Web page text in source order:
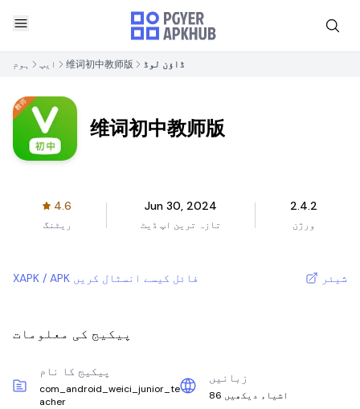
ہوم ایپ 维词初中教师版 ڈاؤن لوڈ
维词初中教师版
4.6
ریٹنگ
Jun 30, 2024
تازہ ترین اپ ڈیٹ
2.4.2
ورژن
XAPK / APK فائل کیسے انسٹال کریں شیئر
پیکیج کی معلومات
پیکیج کا نام
com_android_weici_junior_te
acher
زبانیں
86 اشیاء دیکھیں